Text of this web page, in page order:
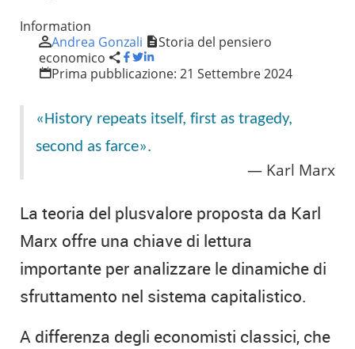
Information
Andrea Gonzali
Storia del pensiero
economico
Prima pubblicazione: 21 Settembre 2024
«History repeats itself, first as tragedy,
second as farce».
Karl Marx
La teoria del plusvalore proposta da Karl
Marx offre una chiave di lettura
importante per analizzare le dinamiche di
sfruttamento nel sistema capitalistico.
A differenza degli economisti classici, che